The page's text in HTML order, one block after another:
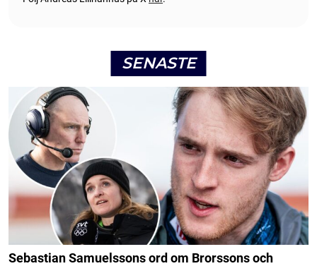
SENASTE
Sebastian Samuelssons ord om Brorssons och